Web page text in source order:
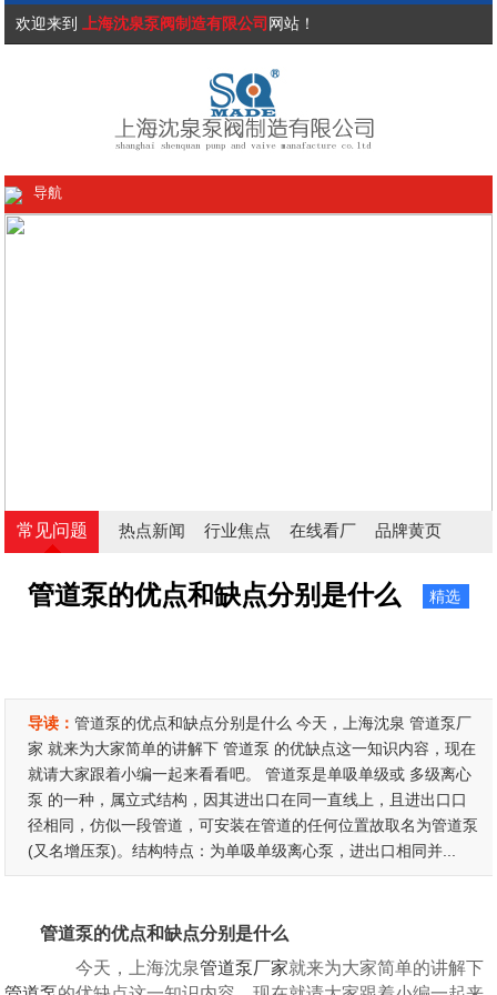
欢迎来到 上海沈泉泵阀制造有限公司 网站！
导航
常见问题 热点新闻 行业焦点 在线看厂 品牌黄页
管道泵的优点和缺点分别是什么 精选
导读：管道泵的优点和缺点分别是什么 今天，上海沈泉 管道泵厂
家 就来为大家简单的讲解下 管道泵 的优缺点这一知识内容，现在
就请大家跟着小编一起来看看吧。 管道泵是单吸单级或 多级离心
泵 的一种，属立式结构，因其进出口在同一直线上，且进出口口
径相同，仿似一段管道，可安装在管道的任何位置故取名为管道泵
(又名增压泵)。结构特点：为单吸单级离心泵，进出口相同并...
管道泵的优点和缺点分别是什么
今天，上海沈泉管道泵厂家就来为大家简单的讲解下